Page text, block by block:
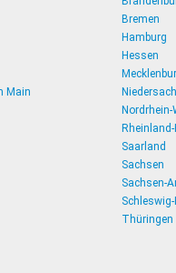
Main
Bremen
Hamburg
Hessen
Saarland
Sachsen
Sachsen-
Thüringen